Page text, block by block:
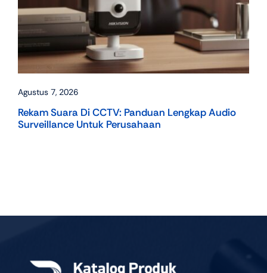
Agustus 7, 2026
Rekam Suara Di CCTV: Panduan Lengkap Audio
Surveillance Untuk Perusahaan